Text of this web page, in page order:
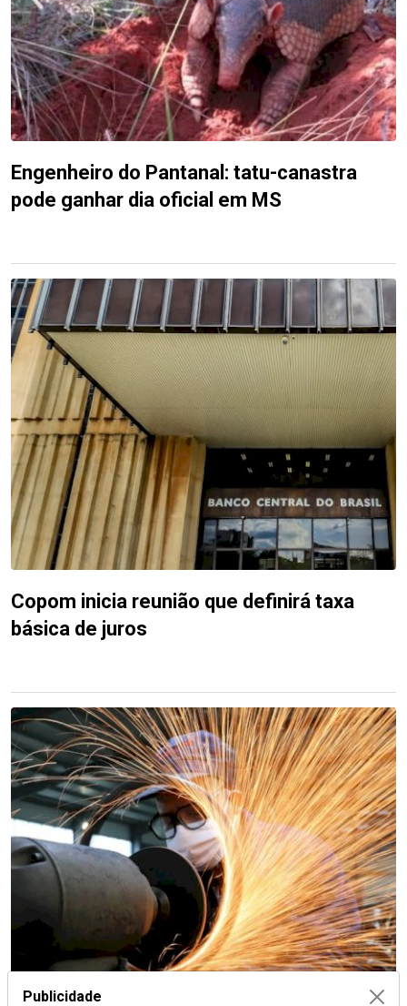
Publicidade
Engenheiro do Pantanal: tatu-canastra
pode ganhar dia oficial em MS
Copom inicia reunião que definirá taxa
básica de juros